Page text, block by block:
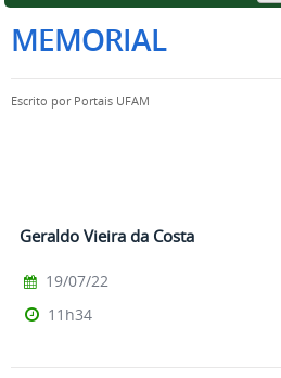
MEMORIAL
Escrito por Portais UFAM
Geraldo Vieira da Costa
19/07/22
11h34